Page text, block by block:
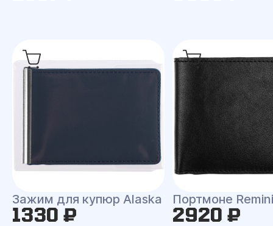
Зажим для купюр Alaska
1330 ₽
Портмоне Remini
2920 ₽